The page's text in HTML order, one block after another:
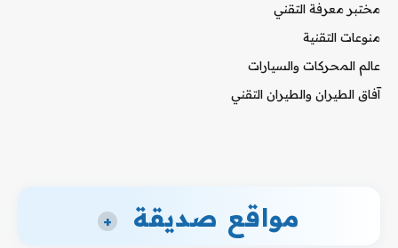
مختبر معرفة التقني
منوعات التقنية
عالم المحركات والسيارات
آفاق الطيران والطيران التقني
مواقع صديقة +